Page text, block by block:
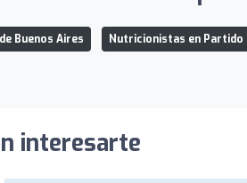
Buenos Aires Nutricionistas en Partido
interesarte